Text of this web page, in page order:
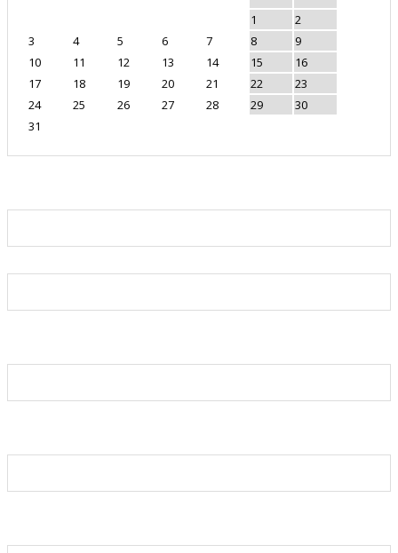
1
2
3
4 5 6 7 8
9
10
11 12 13 14 15
16
17
18 19 20 21 22
23
24
25 26 27 28 29
30
31